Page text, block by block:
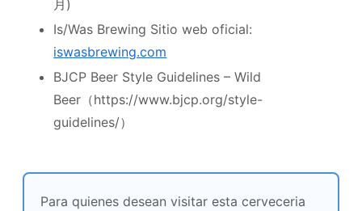
月)
Is/Was Brewing Sitio web oficial:
iswasbrewing.com
BJCP Beer Style Guidelines – Wild
Beer（https://www.bjcp.org/style-
guidelines/）
Para quienes desean visitar esta cerveceria